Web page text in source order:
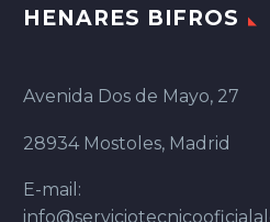
HENARES BIFROS
Avenida Dos de Mayo, 27
28934 Mostoles, Madrid
E-mail: